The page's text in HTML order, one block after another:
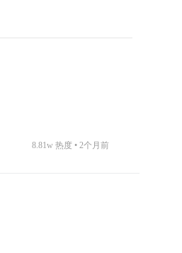
2个月前
8.81w 热度 •